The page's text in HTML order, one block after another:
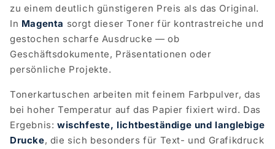
zu einem deutlich günstigeren Preis als das Original.
In Magenta sorgt dieser Toner für kontrastreiche und
gestochen scharfe Ausdrucke — ob
Geschäftsdokumente, Präsentationen oder
persönliche Projekte.
Tonerkartuschen arbeiten mit feinem Farbpulver, das
bei hoher Temperatur auf das Papier fixiert wird. Das
Ergebnis: wischfeste, lichtbeständige und langlebige
Drucke, die sich besonders für Text- und Grafikdruck